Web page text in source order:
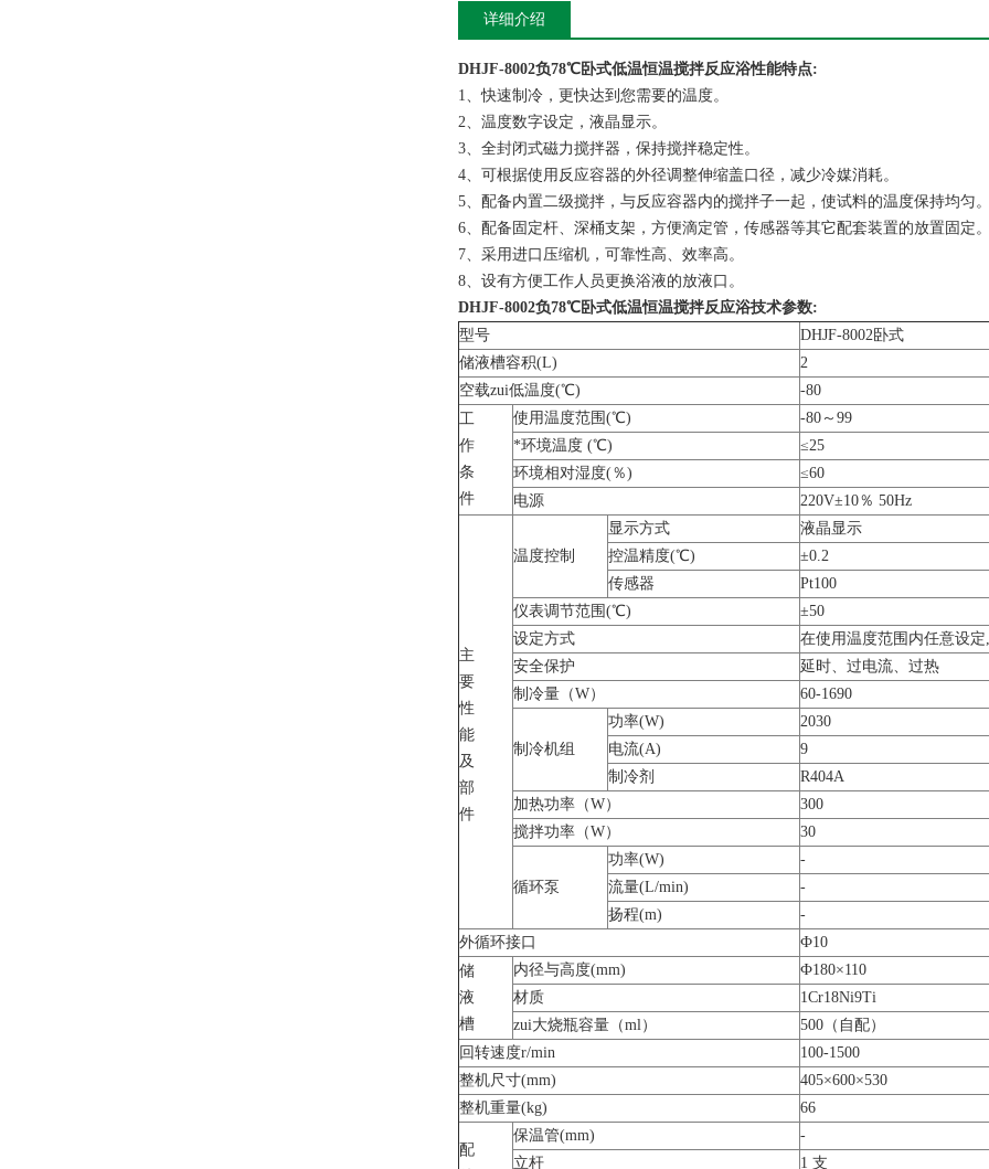
详细介绍
DHJF-8002负78℃卧式低温恒温搅拌反应浴性能特点:
1、快速制冷，更快达到您需要的温度。
2、温度数字设定，液晶显示。
3、全封闭式磁力搅拌器，保持搅拌稳定性。
4、可根据使用反应容器的外径调整伸缩盖口径，减少冷媒消耗。
5、配备内置二级搅拌，与反应容器内的搅拌子一起，使试料的温度保持均匀
6、配备固定杆、深桶支架，方便滴定管，传感器等其它配套装置的放置固定
7、采用进口压缩机，可靠性高、效率高。
8、设有方便工作人员更换浴液的放液口。
DHJF-8002负78℃卧式低温恒温搅拌反应浴技术参数:
型号
DHJF-8002卧式
储液槽容积(L)
2
空载zui低温度(℃)
-80
工
作
条
件
使用温度范围(℃)
-80～99
*环境温度 (℃)
≤25
环境相对湿度(％)
≤60
电源
220V±10％ 50Hz
主
要
性
能
及
部
件
温度控制
显示方式
液晶显示
控温精度(℃)
±0.2
传感器
Pt100
仪表调节范围(℃)
±50
设定方式
在使用温度范围内任意设
安全保护
延时、过电流、过热
制冷量（W）
60-1690
制冷机组
功率(W)
2030
电流(A)
9
制冷剂
R404A
加热功率（W）
300
搅拌功率（W）
30
循环泵
功率(W)
-
流量(L/min)
-
扬程(m)
-
外循环接口
Ф10
储
液
槽
内径与高度(mm)
Ф180×110
材质
1Cr18Ni9Ti
zui大烧瓶容量（ml）
500（自配）
回转速度r/min
100-1500
整机尺寸(mm)
405×600×530
整机重量(kg)
66
配
保温管(mm)
-
立杆
1 支